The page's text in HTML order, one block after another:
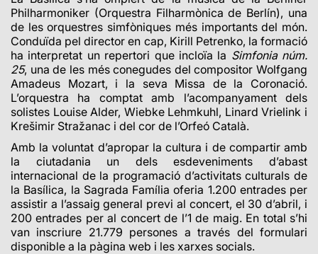
Philharmoniker (Orquestra Filharmònica de Berlín), una
de les orquestres simfòniques més importants del món.
Conduïda pel director en cap, Kirill Petrenko, la formació
ha interpretat un repertori que incloïa la Simfonia núm.
25, una de les més conegudes del compositor Wolfgang
Amadeus Mozart, i la seva Missa de la Coronació.
L’orquestra ha comptat amb l’acompanyament dels
solistes Louise Alder, Wiebke Lehmkuhl, Linard Vrielink i
Krešimir Stražanac i del cor de l’Orfeó Català.
Amb la voluntat d’apropar la cultura i de compartir amb
la ciutadania un dels esdeveniments d’abast
internacional de la programació d’activitats culturals de
la Basílica, la Sagrada Família oferia 1.200 entrades per
assistir a l’assaig general previ al concert, el 30 d’abril, i
200 entrades per al concert de l’1 de maig. En total s’hi
van inscriure 21.779 persones a través del formulari
disponible a la pàgina web i les xarxes socials.